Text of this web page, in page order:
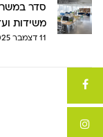
סדר
משידות
11 דצמבר 2025